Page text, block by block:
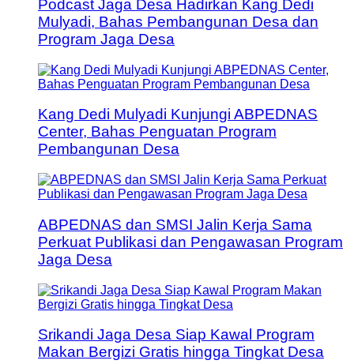
Podcast Jaga Desa Hadirkan Kang Dedi
Mulyadi, Bahas Pembangunan Desa dan
Program Jaga Desa
Kang Dedi Mulyadi Kunjungi ABPEDNAS
Center, Bahas Penguatan Program
Pembangunan Desa
ABPEDNAS dan SMSI Jalin Kerja Sama
Perkuat Publikasi dan Pengawasan Program
Jaga Desa
Srikandi Jaga Desa Siap Kawal Program
Makan Bergizi Gratis hingga Tingkat Desa